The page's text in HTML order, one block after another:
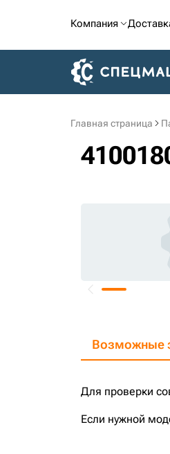
Компания
Главная страница
Возможные
Для проверки
Если нужной